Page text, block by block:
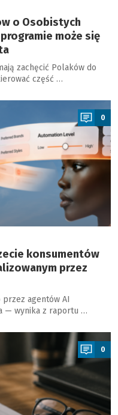
o Osobistych
może się
zachęcić Polaków do
część …
0
konsumentów
przez
przez agentów AI
— wynika z raportu …
0